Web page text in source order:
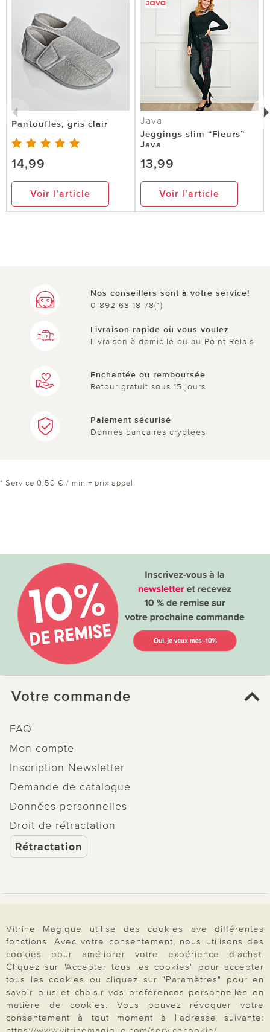
Pantoufles, gris clair
14,99
Voir l’article
Java
Jeggings slim “Fleurs”
Java
13,99
Voir l’article
Nos conseillers sont à votre service!
0 892 68 18 78(*)
Livraison rapide où vous voulez
Livraison à domicile ou au Point Relais
Enchantée ou remboursée
Retour gratuit sous 15 jours
Paiement sécurisé
Donnés bancaires cryptées
* Service 0,50 € / min + prix appel
Votre commande
FAQ
Mon compte
Inscription Newsletter
Demande de catalogue
Données personnelles
Droit de rétractation
Rétractation
À propos de nous
Besoin d'aide?
Vitrine Magique utilise des cookies ave différentes
fonctions. Avec votre consentement, nous utilisons des
cookies pour améliorer votre expérience d'achat.
Cliquez sur "Accepter tous les cookies" pour accepter
tous les cookies ou cliquez sur "Paramètres" pour en
savoir plus et choisir vos préférences personnelles en
matière de cookies. Vous pouvez révoquer votre
consentement à tout moment à l'adresse suivante: